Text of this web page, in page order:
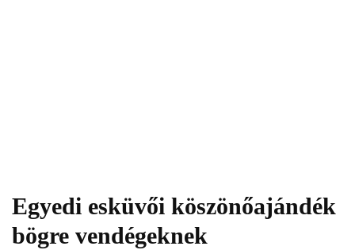
Egyedi esküvői köszönőajándék
bögre vendégeknek